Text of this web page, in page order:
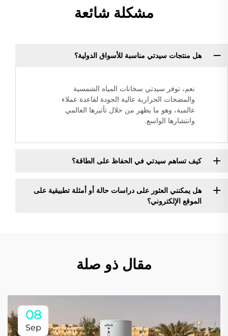
مشكلة شائعة
هل منتجات سيدتي مناسبة للأسواق الدولية؟
نعم، توفر سيدتي سخانات المياه الشمسية
والمضخات الحرارية عالية الجودة لقاعدة عملاء
عالمية، وهو ما يظهر من خلال تأثيرها العالمي
وانتشارها الواسع.
كيف تساهم سيدتي في الحفاظ على الطاقة؟
هل يمكنني العثور على دراسات حالة أو أمثلة تطبيقية على
الموقع الإلكتروني؟
مقال ذو صلة
08
Sep